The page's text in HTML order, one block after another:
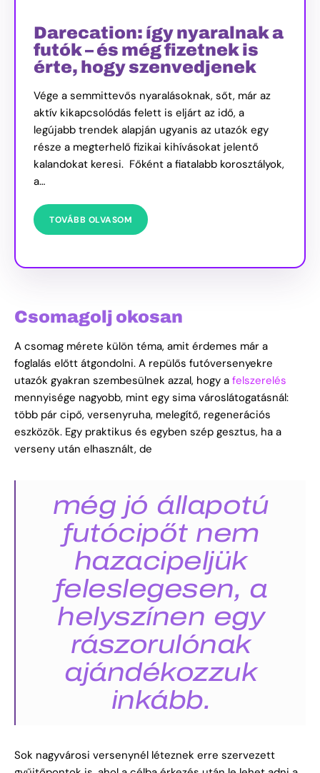
Darecation: így nyaralnak a
futók – és még fizetnek is
érte, hogy szenvedjenek
Vége a semmittevős nyaralásoknak, sőt, már az
aktív kikapcsolódás felett is eljárt az idő, a
legújabb trendek alapján ugyanis az utazók egy
része a megterhelő fizikai kihívásokat jelentő
kalandokat keresi. Főként a fiatalabb korosztályok,
a…
TOVÁBB OLVASOM
Csomagolj okosan
A csomag mérete külön téma, amit érdemes már a
foglalás előtt átgondolni. A repülős futóversenyekre
utazók gyakran szembesülnek azzal, hogy a felszerelés
mennyisége nagyobb, mint egy sima városlátogatásnál:
több pár cipő, versenyruha, melegítő, regenerációs
eszközök. Egy praktikus és egyben szép gesztus, ha a
verseny után elhasznált, de
még jó állapotú
futócipőt nem
hazacipeljük
feleslegesen, a
helyszínen egy
rászorulónak
ajándékozzuk
inkább.
Sok nagyvárosi versenynél léteznek erre szervezett